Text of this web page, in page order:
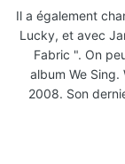
Il a également
Lucky, et avec
Fabric ". On
album We Sing.
2008. Son